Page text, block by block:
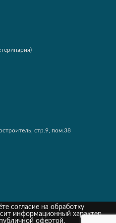
стр.9, пом.38
согласие на обработку
информационный характер,
офертой.